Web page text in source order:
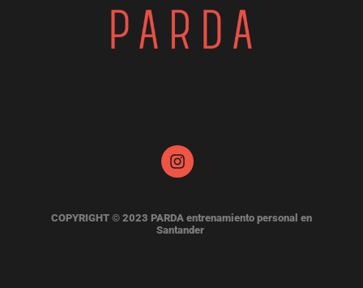
COPYRIGHT © 2023 PARDA entrenamiento personal en
Santander